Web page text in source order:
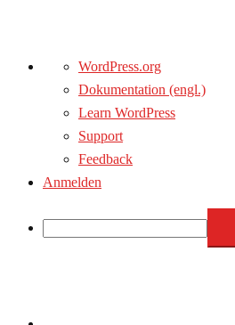
Über
WordPress
WordPress.org
Dokumentation (engl.)
Learn WordPress
Support
Feedback
Anmelden
Suche